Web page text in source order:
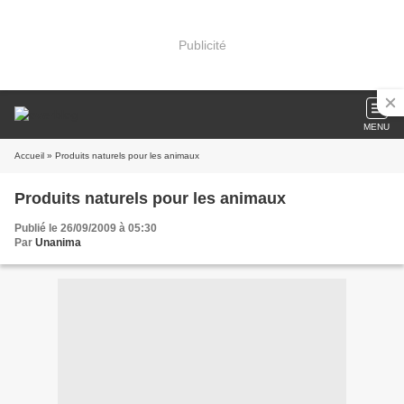
Publicité
MENU
Accueil » Produits naturels pour les animaux
Produits naturels pour les animaux
Publié le 26/09/2009 à 05:30
Par Unanima